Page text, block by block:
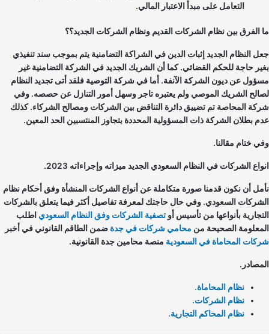
التعامل على مبدأ الاعتبار المالي.
الفرق بين نظام الشركات القديم ونظام الشركات الجديد؟؟
النظام الجديد إثبات الدين في الشراكة التضامنية يتم بموجب سند تنفيذي
حاجة للحكم القضائي. كما أن الشريك الجديد في الشركة التضامنية غير
عن ديون الشركة الآنفة. أما في شركة التوصية فلقد أتى تجديد النظام
الشريك الموصي ولم يعتبره تاجر وسهل أمور التنازل عن حصصه. وفي
المحاصة تم تضييق دائرة التناقض بين الشركات ومصالح الشركاء. كذلك
بطلان الشركة ذات المسؤولية المحددة بتجاوز المنتسبين الحد المعين.
ختام مقالنا.
الشركات في النظام السعودي الجديد ميزاته وإجراءاته 2023.
أن نكون قدمنا صورة متكاملة عن أنواع الشركات المنشأة وفق أحكام نظام
السعودي. وفي حال حاجتك لمعرفة تفاصيل أكثر فيما يتعلق بالشركات
بأنواعها من تأسيس أو تصفية الشركات وفق النظام السعودياطلب
الصحيحة منمحامي شركات في جدةضمن الطاقم القانوني في أخبر
المحاماة في السعوديةمنصة محامين جدة القانونية.
نظام المحاماة.
نظام الشركات.
نظام المحاكم التجارية.